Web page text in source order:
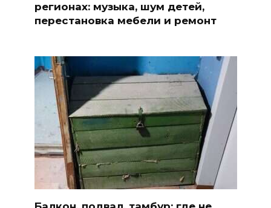
регионах: музыка, шум детей,
перестановка мебели и ремонт